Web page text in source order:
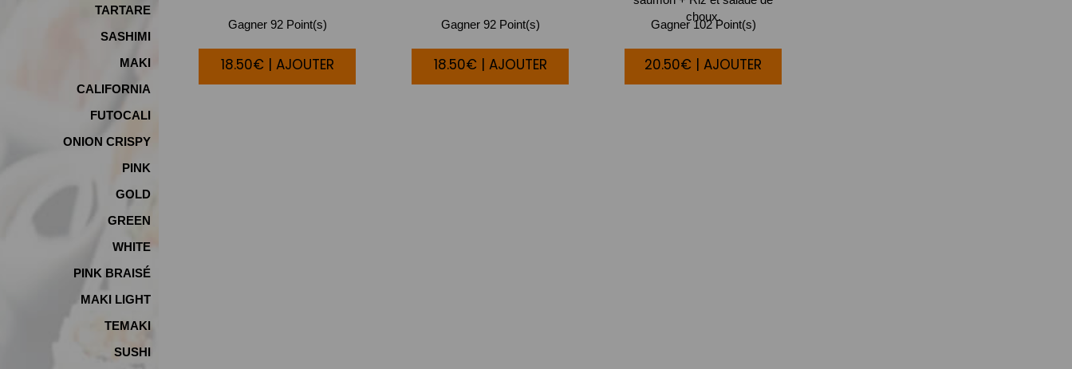
TARTARE
SASHIMI
MAKI
CALIFORNIA
FUTOCALI
ONION CRISPY
PINK
GOLD
GREEN
WHITE
PINK BRAISÉ
MAKI LIGHT
TEMAKI
SUSHI
Gagner 92 Point(s)
18.50€ | AJOUTER
Gagner 92 Point(s)
18.50€ | AJOUTER
choux.
Gagner 102 Point(s)
20.50€ | AJOUTER